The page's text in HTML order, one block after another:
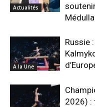
Actualités
A la Une
Russie
2026) :